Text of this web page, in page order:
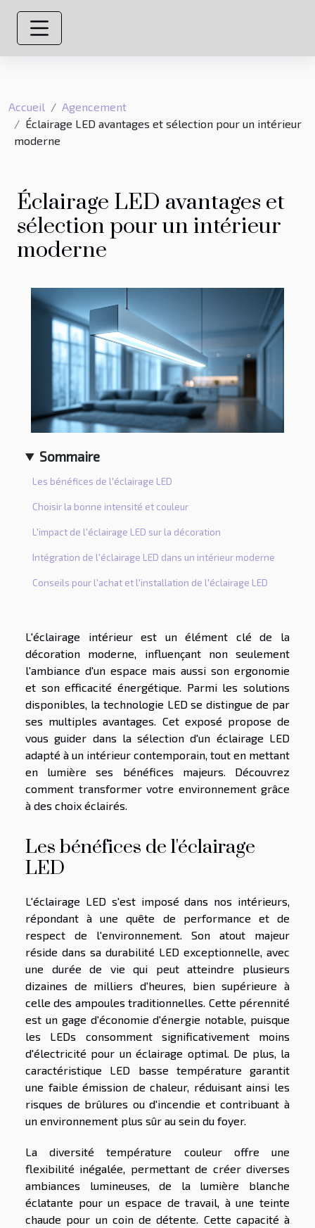
Accueil
Agencement
Éclairage LED avantages et sélection pour un intérieur
moderne
Éclairage LED avantages et
sélection pour un intérieur
moderne
Sommaire
Les bénéfices de l'éclairage LED
Choisir la bonne intensité et couleur
L'impact de l'éclairage LED sur la décoration
Intégration de l'éclairage LED dans un intérieur moderne
Conseils pour l'achat et l'installation de l'éclairage LED
L'éclairage intérieur est un élément clé de la
décoration moderne, influençant non seulement
l'ambiance d'un espace mais aussi son ergonomie
et son efficacité énergétique. Parmi les solutions
disponibles, la technologie LED se distingue de par
ses multiples avantages. Cet exposé propose de
vous guider dans la sélection d'un éclairage LED
adapté à un intérieur contemporain, tout en mettant
en lumière ses bénéfices majeurs. Découvrez
comment transformer votre environnement grâce
à des choix éclairés.
Les bénéfices de l'éclairage
LED
L'éclairage LED s'est imposé dans nos intérieurs,
répondant à une quête de performance et de
respect de l'environnement. Son atout majeur
réside dans sa durabilité LED exceptionnelle, avec
une durée de vie qui peut atteindre plusieurs
dizaines de milliers d'heures, bien supérieure à
celle des ampoules traditionnelles. Cette pérennité
est un gage d'économie d'énergie notable, puisque
les LEDs consomment significativement moins
d'électricité pour un éclairage optimal. De plus, la
caractéristique LED basse température garantit
une faible émission de chaleur, réduisant ainsi les
risques de brûlures ou d'incendie et contribuant à
un environnement plus sûr au sein du foyer.
La diversité température couleur offre une
flexibilité inégalée, permettant de créer diverses
ambiances lumineuses, de la lumière blanche
éclatante pour un espace de travail, à une teinte
chaude pour un coin de détente. Cette capacité à